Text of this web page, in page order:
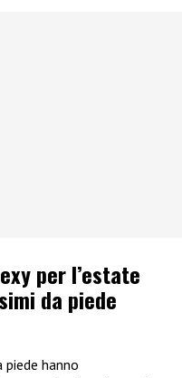
per l’estate
da piede
hanno